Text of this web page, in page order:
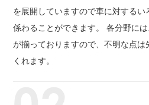
を展開していますので車に対する
係わることができます。 各分野に
が揃っておりますので、不明な点は
くれます。